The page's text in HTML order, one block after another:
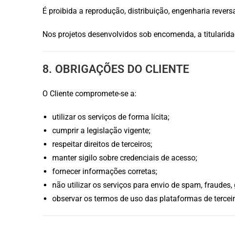
É proibida a reprodução, distribuição, engenharia
Nos projetos desenvolvidos sob encomenda, a
8. OBRIGAÇÕES DO CLIENTE
O Cliente compromete-se a:
utilizar os serviços de forma lícita;
cumprir a legislação vigente;
respeitar direitos de terceiros;
manter sigilo sobre credenciais de acesso;
fornecer informações corretas;
não utilizar os serviços para envio de spam,
observar os termos de uso das plataformas de